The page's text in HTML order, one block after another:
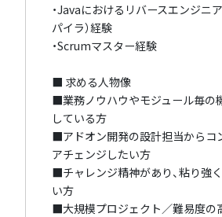
・Javaにおけるリバースエンジニ
パイラ）経験
・Scrumマスター経験
■ 求める人物像
■業務ノウハウやモジュール毎の
している方
■アドオン開発の設計担当からコ
アチェンジしたい方
■チャレンジ精神があり、粘り強
い方
■大規模プロジェクト／難易度の